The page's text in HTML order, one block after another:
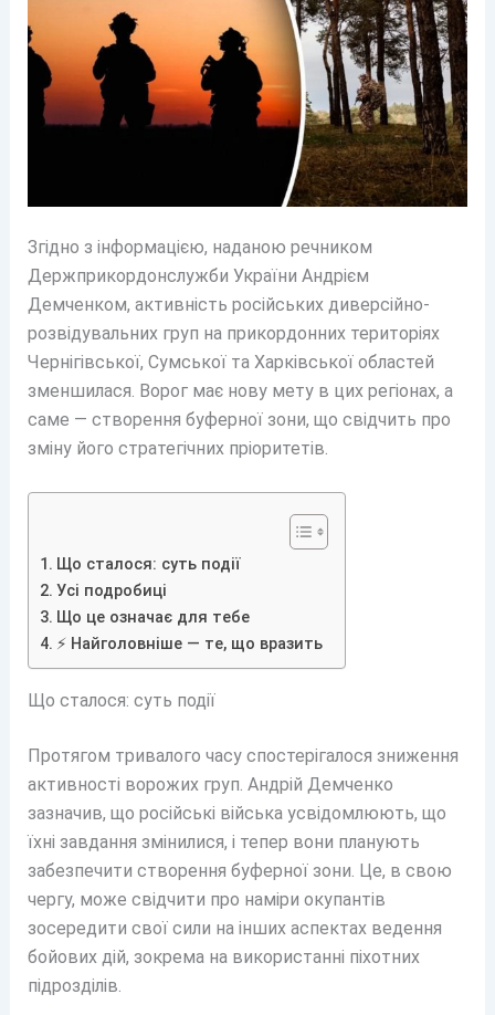
Згідно з інформацією, наданою речником
Держприкордонслужби України Андрієм
Демченком, активність російських диверсійно-
розвідувальних груп на прикордонних територіях
Чернігівської, Сумської та Харківської областей
зменшилася. Ворог має нову мету в цих регіонах, а
саме — створення буферної зони, що свідчить про
зміну його стратегічних пріоритетів.
Що сталося: суть події
Усі подробиці
Що це означає для тебе
⚡ Найголовніше — те, що вразить
Що сталося: суть події
Протягом тривалого часу спостерігалося зниження
активності ворожих груп. Андрій Демченко
зазначив, що російські війська усвідомлюють, що
їхні завдання змінилися, і тепер вони планують
забезпечити створення буферної зони. Це, в свою
чергу, може свідчити про наміри окупантів
зосередити свої сили на інших аспектах ведення
бойових дій, зокрема на використанні піхотних
підрозділів.